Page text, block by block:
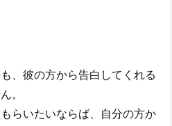
、彼の方から告白してくれる
。
らいたいならば、自分の方か